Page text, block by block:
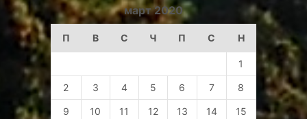
март 2020
П В С Ч П С Н
1
2 3 4 5 6 7 8
9 10 11 12 13 14 15